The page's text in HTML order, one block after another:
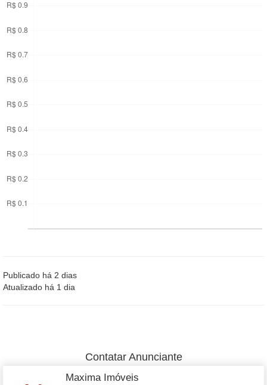
Publicado há 2 dias
Atualizado há 1 dia
Contatar Anunciante
Maxima Imóveis